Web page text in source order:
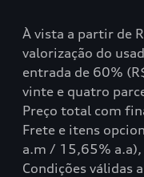
À vista a partir de
valorização do
entrada de 60%
vinte e quatro
Preço total com
Frete e itens
a.m / 15,65%
Condições válidas